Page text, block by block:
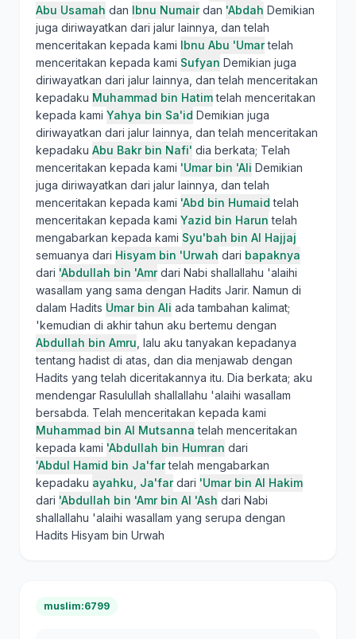
Abu Usamah dan Ibnu Numairdan 'Abdah Demikian
juga diriwayatkan dari jalur lainnya, dan telah
menceritakan kepada kami Ibnu Abu 'Umartelah
menceritakan kepada kami Sufyan Demikian juga
diriwayatkan dari jalur lainnya, dan telah menceritakan
kepadaku Muhammad bin Hatimtelah menceritakan
kepada kami Yahya bin Sa'id Demikian juga
diriwayatkan dari jalur lainnya, dan telah menceritakan
kepadaku Abu Bakr bin Nafi' dia berkata; Telah
menceritakan kepada kami 'Umar bin 'Ali Demikian
juga diriwayatkan dari jalur lainnya, dan telah
menceritakan kepada kami 'Abd bin Humaid telah
menceritakan kepada kami Yazid bin Harun telah
mengabarkan kepada kami Syu'bah bin Al Hajjaj
semuanya dari Hisyam bin 'Urwah dari bapaknya
dari 'Abdullah bin 'Amrdari Nabi shallallahu 'alaihi
wasallam yang sama dengan Hadits Jarir. Namun di
dalam Hadits Umar bin Ali ada tambahan kalimat;
'kemudian di akhir tahun aku bertemu dengan
Abdullah bin Amru , lalu aku tanyakan kepadanya
tentang hadist di atas, dan dia menjawab dengan
Hadits yang telah diceritakannya itu. Dia berkata; aku
mendengar Rasulullah shallallahu 'alaihi wasallam
bersabda. Telah menceritakan kepada kami
Muhammad bin Al Mutsanna telah menceritakan
kepada kami 'Abdullah bin Humran dari
'Abdul Hamid bin Ja'fartelah mengabarkan
kepadaku ayahku, Ja'fardari 'Umar bin Al Hakim
dari 'Abdullah bin 'Amr bin Al 'Ash dari Nabi
shallallahu 'alaihi wasallam yang serupa dengan
Hadits Hisyam bin Urwah
muslim:6799